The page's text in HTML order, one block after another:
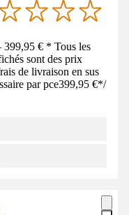
€ * Tous les
sont des prix
de livraison en sus
par pce399,95 €*/